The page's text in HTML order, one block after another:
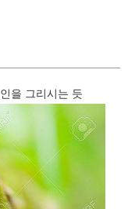
을 그리시는 듯